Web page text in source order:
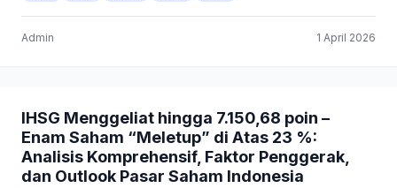
Admin 1 April 2026
IHSG Menggeliat hingga 7.150,68 poin –
Enam Saham “Meletup” di Atas 23 %:
Analisis Komprehensif, Faktor Penggerak,
dan Outlook Pasar Saham Indonesia